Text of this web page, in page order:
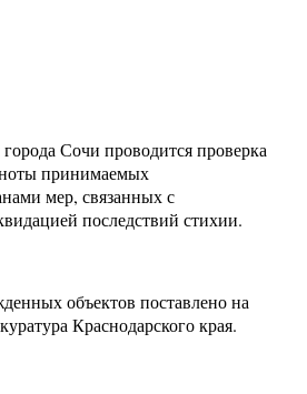
Сочи проводится проверка
принимаемых
мер, связанных с
последствий стихии.
объектов поставлено на
Краснодарского края.